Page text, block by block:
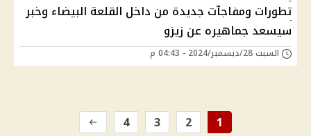
تطورات ومفاجآت جديدة من داخل القلعة البيضاء وخبر
سيسعد جماهيره عن زيزو
السبت 28/ديسمبر/2024 - 04:43 م
1
2
3
4